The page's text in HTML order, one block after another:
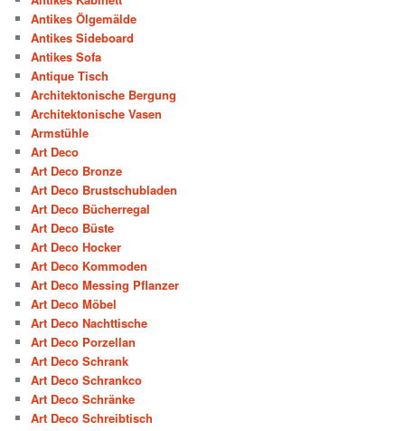
Antikes Ölgemälde
Antikes Sideboard
Antikes Sofa
Antique Tisch
Architektonische Bergung
Architektonische Vasen
Armstühle
Art Deco
Art Deco Bronze
Art Deco Brustschubladen
Art Deco Bücherregal
Art Deco Büste
Art Deco Hocker
Art Deco Kommoden
Art Deco Messing Pflanzer
Art Deco Möbel
Art Deco Nachttische
Art Deco Porzellan
Art Deco Schrank
Art Deco Schrankco
Art Deco Schränke
Art Deco Schreibtisch